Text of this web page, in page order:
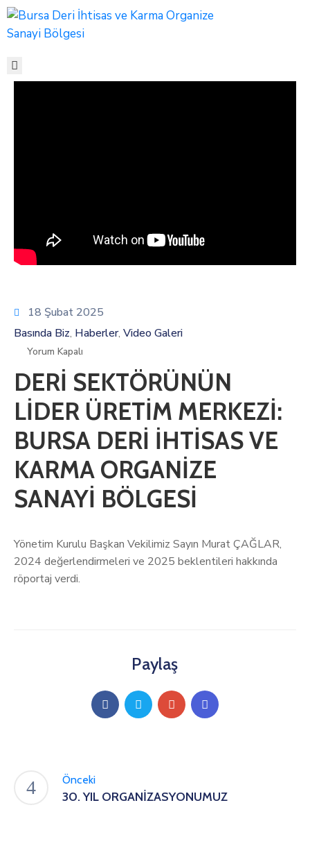
SAYFA
18 Şubat 2025
Basında Biz‚ Haberler‚ Video Galeri
Yorum Kapalı
DERİ SEKTÖRÜNÜN
LİDER ÜRETİM MERKEZİ:
BURSA DERİ İHTİSAS VE
KARMA ORGANİZE
SANAYİ BÖLGESİ
Yönetim Kurulu Başkan Vekilimiz Sayın Murat ÇAĞLAR,
2024 değerlendirmeleri ve 2025 beklentileri hakkında
röportaj verdi.
Paylaş
Önceki
30. YIL ORGANİZASYONUMUZ